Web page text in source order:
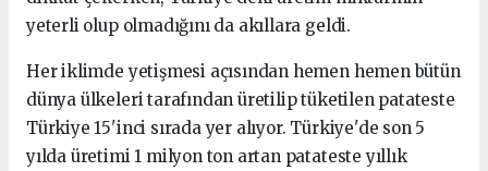
yeterli olup olmadığını da akıllara geldi.
Her iklimde yetişmesi açısından hemen hemen bütün
dünya ülkeleri tarafından üretilip tüketilen patateste
Türkiye 15'inci sırada yer alıyor. Türkiye'de son 5
yılda üretimi 1 milyon ton artan patateste yıllık